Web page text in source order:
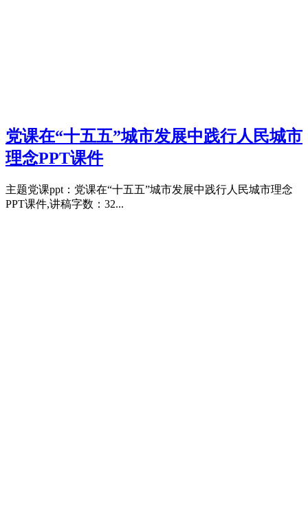
党课在“十五五”城市发展中践行人民城市
理念PPT课件
主题党课ppt：党课在“十五五”城市发展中践行人民城市理念
PPT课件,讲稿字数：32...